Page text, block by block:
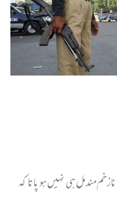
زخم مندمل ہی نہیں ہو پاتا کہ